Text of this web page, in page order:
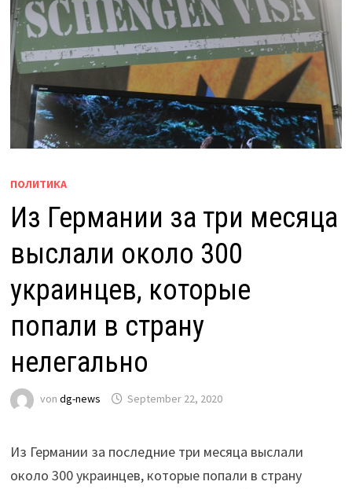
ПОЛИТИКА
Из Германии за три месяца
выслали около 300
украинцев, которые
попали в страну
нелегально
von dg-news September 22, 2020
Из Германии за последние три месяца выслали
около 300 украинцев, которые попали в страну